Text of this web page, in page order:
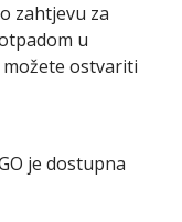
zahtjevu za
u
ostvariti
je dostupna